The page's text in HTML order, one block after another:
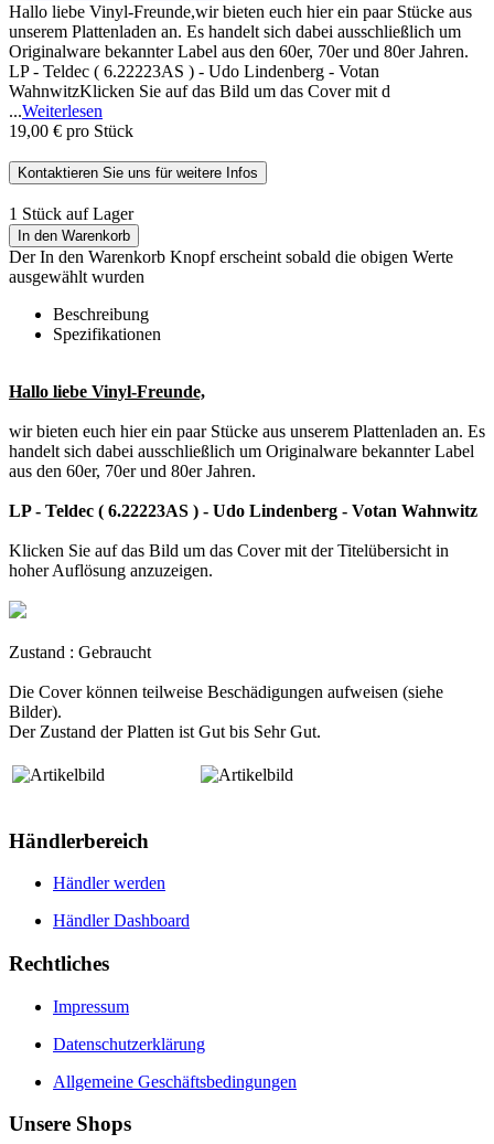
Hallo liebe Vinyl-Freunde,wir bieten euch hier ein paar Stücke aus
unserem Plattenladen an. Es handelt sich dabei ausschließlich um
Originalware bekannter Label aus den 60er, 70er und 80er Jahren.
LP - Teldec ( 6.22223AS ) - Udo Lindenberg - Votan
WahnwitzKlicken Sie auf das Bild um das Cover mit d
...Weiterlesen
19,00 € pro Stück
Kontaktieren Sie uns für weitere Infos
1 Stück auf Lager
In den Warenkorb
Der In den Warenkorb Knopf erscheint sobald die obigen Werte
ausgewählt wurden
Beschreibung
Spezifikationen
Hallo liebe Vinyl-Freunde,
wir bieten euch hier ein paar Stücke aus unserem Plattenladen an. Es
handelt sich dabei ausschließlich um Originalware bekannter Label
aus den 60er, 70er und 80er Jahren.
LP - Teldec ( 6.22223AS ) - Udo Lindenberg - Votan Wahnwitz
Klicken Sie auf das Bild um das Cover mit der Titelübersicht in
hoher Auflösung anzuzeigen.
Zustand : Gebraucht
Die Cover können teilweise Beschädigungen aufweisen (siehe
Bilder).
Der Zustand der Platten ist Gut bis Sehr Gut.
Händlerbereich
Händler werden
Händler Dashboard
Rechtliches
Impressum
Datenschutzerklärung
Allgemeine Geschäftsbedingungen
Unsere Shops